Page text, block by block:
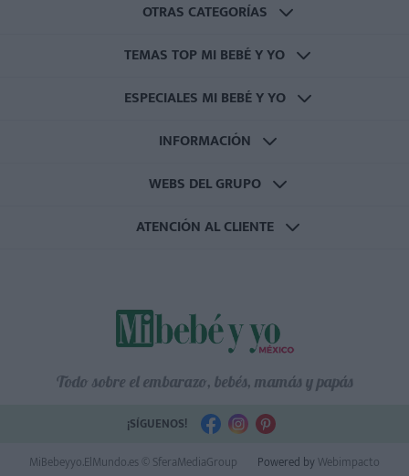
OTRAS CATEGORÍAS
TEMAS TOP MI BEBÉ Y YO
ESPECIALES MI BEBÉ Y YO
INFORMACIÓN
WEBS DEL GRUPO
ATENCIÓN AL CLIENTE
Todo sobre el embarazo, bebés, mamás y papás
¡SÍGUENOS!
MiBebeyyo.ElMundo.es © SferaMediaGroup
Powered byWebimpacto